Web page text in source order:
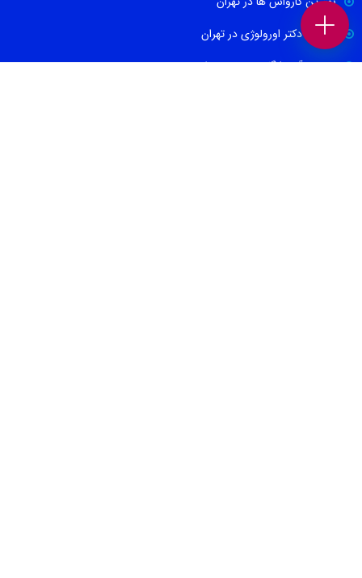
بهترین دکتر اورولوژی در تهران
بهترین آموزشگاه موسیقی تهران